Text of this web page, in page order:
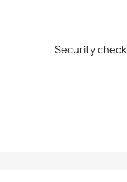
Security check